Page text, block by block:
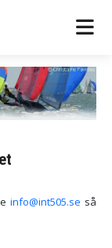
info@int505.se så